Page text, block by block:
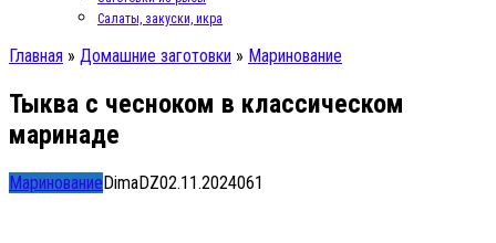
Салаты, закуски, икра
Главная » Домашние заготовки » Маринование
Тыква с чесноком в классическом
маринаде
МаринованиеDimaDZ02.11.2024061